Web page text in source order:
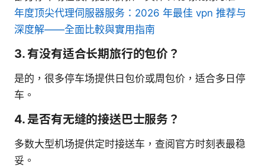
年度顶尖代理伺服器服务：2026 年最佳 vpn 推荐与
深度解——全面比較與實用指南
3. 有没有适合长期旅行的包价？
是的，很多停车场提供日包价或周包价，适合多日停
车。
4. 是否有无缝的接送巴士服务？
多数大型机场提供定时接送车，查阅官方时刻表最稳
妥。